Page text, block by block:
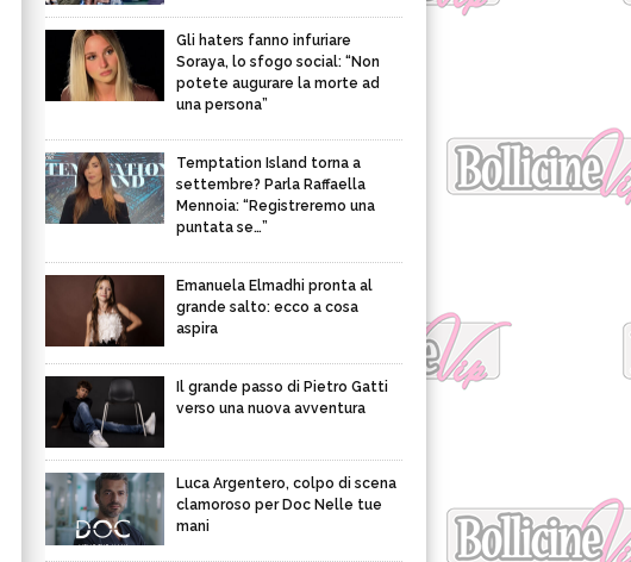
Gli haters fanno infuriare
Soraya, lo sfogo social: “Non
potete augurare la morte ad
una persona”
Temptation Island torna a
settembre? Parla Raffaella
Mennoia: “Registreremo una
puntata se…”
Emanuela Elmadhi pronta al
grande salto: ecco a cosa
aspira
Il grande passo di Pietro Gatti
verso una nuova avventura
Luca Argentero, colpo di scena
clamoroso per Doc Nelle tue
mani